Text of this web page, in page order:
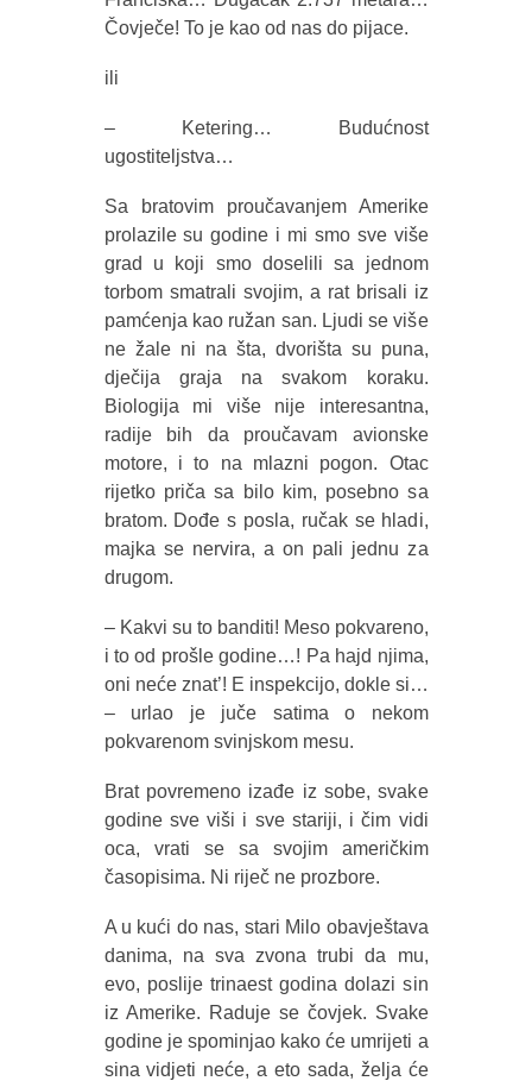
Čovječe! To je kao od nas do pijace.
ili
– Ketering… Budućnost
ugostiteljstva…
Sa bratovim proučavanjem Amerike
prolazile su godine i mi smo sve više
grad u koji smo doselili sa jednom
torbom smatrali svojim, a rat brisali iz
pamćenja kao ružan san. Ljudi se više
ne žale ni na šta, dvorišta su puna,
dječija graja na svakom koraku.
Biologija mi više nije interesantna,
radije bih da proučavam avionske
motore, i to na mlazni pogon. Otac
rijetko priča sa bilo kim, posebno sa
bratom. Dođe s posla, ručak se hladi,
majka se nervira, a on pali jednu za
drugom.
– Kakvi su to banditi! Meso pokvareno,
i to od prošle godine…! Pa hajd njima,
oni neće znat’! E inspekcijo, dokle si…
– urlao je juče satima o nekom
pokvarenom svinjskom mesu.
Brat povremeno izađe iz sobe, svake
godine sve viši i sve stariji, i čim vidi
oca, vrati se sa svojim američkim
časopisima. Ni riječ ne prozbore.
A u kući do nas, stari Milo obavještava
danima, na sva zvona trubi da mu,
evo, poslije trinaest godina dolazi sin
iz Amerike. Raduje se čovjek. Svake
godine je spominjao kako će umrijeti a
sina vidjeti neće, a eto sada, želja će